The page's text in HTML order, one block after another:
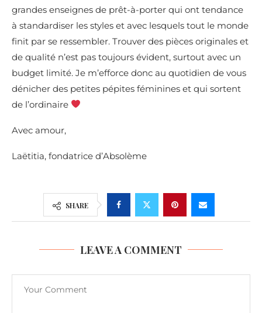
grandes enseignes de prêt-à-porter qui ont tendance
à standardiser les styles et avec lesquels tout le monde
finit par se ressembler. Trouver des pièces originales et
de qualité n’est pas toujours évident, surtout avec un
budget limité. Je m’efforce donc au quotidien de vous
dénicher des petites pépites féminines et qui sortent
de l’ordinaire
Avec amour,
Laëtitia, fondatrice d’Absolème
SHARE
LEAVE A COMMENT